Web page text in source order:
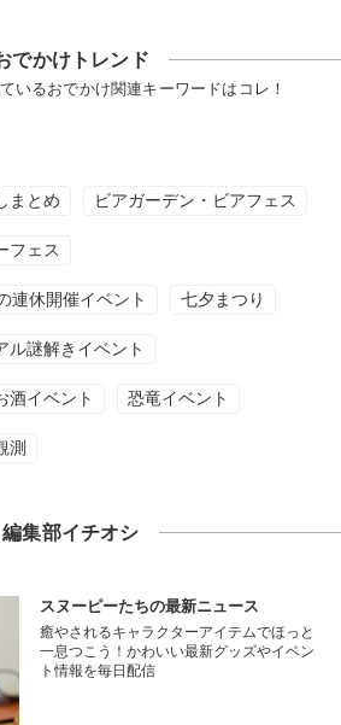
でかけトレンド
いるおでかけ関連キーワードはコレ！
まとめ ビアガーデン・ビアフェス
フェス
連休開催イベント 七夕まつり
ル謎解きイベント
酒イベント 恐竜イベント
測
編集部イチオシ
スヌーピーたちの最新ニュース
癒やされるキャラクターアイテムでほっと
一息つこう！かわいい最新グッズやイベン
ト情報を毎日配信